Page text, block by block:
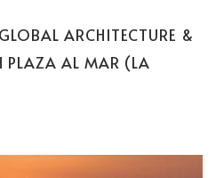
ARCHITECTURE &
PLAZA AL MAR (LA